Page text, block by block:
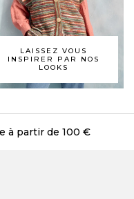
LAISSEZ VOUS
INSPIRER PAR NOS
LOOKS
à partir de 100 €